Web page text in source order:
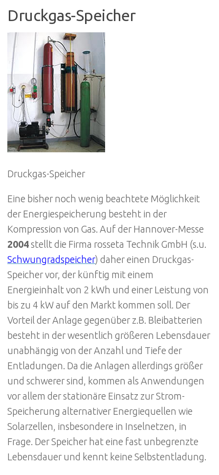
Druckgas-Speicher
Druckgas-Speicher
Eine bisher noch wenig beachtete Möglichkeit
der Energiespeicherung besteht in der
Kompression von Gas. Auf der Hannover-Messe
2004stellt die Firma rosseta Technik GmbH (s.u.
Schwungradspeicher) daher einen Druckgas-
Speicher vor, der künftig mit einem
Energieinhalt von 2 kWh und einer Leistung von
bis zu 4 kW auf den Markt kommen soll. Der
Vorteil der Anlage gegenüber z.B. Bleibatterien
besteht in der wesentlich größeren Lebensdauer
unabhängig von der Anzahl und Tiefe der
Entladungen. Da die Anlagen allerdings größer
und schwerer sind, kommen als Anwendungen
vor allem der stationäre Einsatz zur Strom-
Speicherung alternativer Energiequellen wie
Solarzellen, insbesondere in Inselnetzen, in
Frage. Der Speicher hat eine fast unbegrenzte
Lebensdauer und kennt keine Selbstentladung.